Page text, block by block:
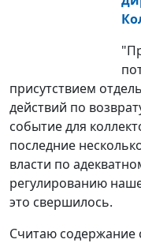
присутствием
действий по
событие для
последние
власти по
регулированию
это свершилось.
Считаю содержание